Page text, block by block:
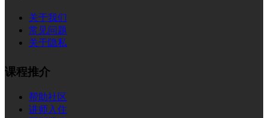
关于我们
常见问题
关于隐私
课程推介
帮助社区
讲师入住